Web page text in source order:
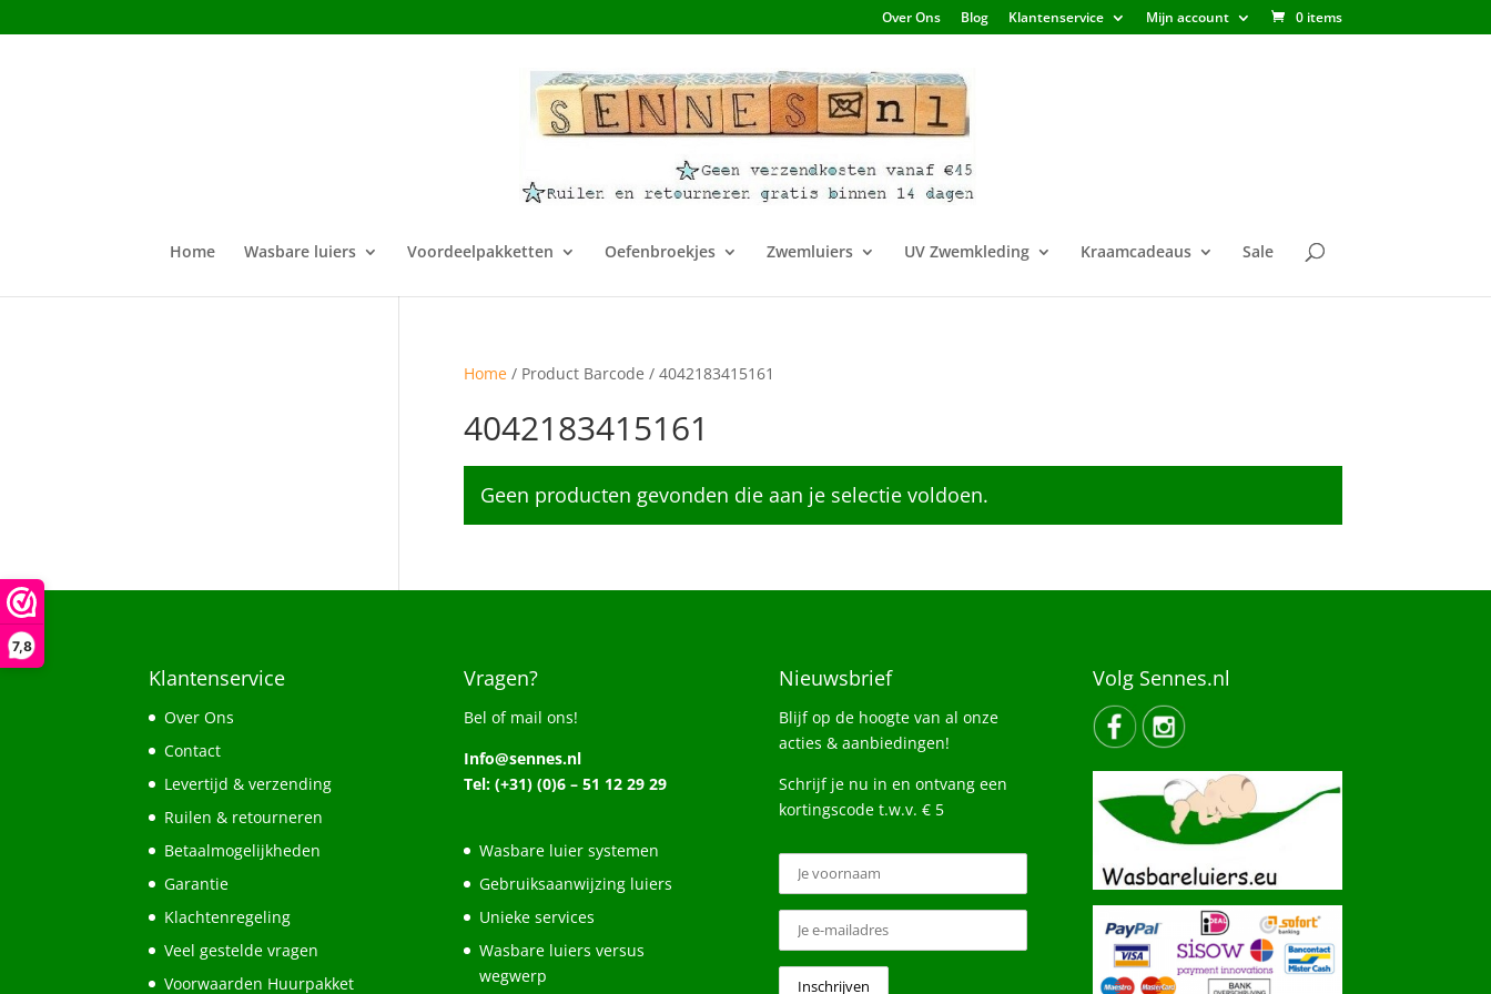
7,8
Over Ons Blog Klantenservice Mijn account 0 items
Home Wasbare luiers Voordeelpakketten Oefenbroekjes Zwemluiers UV Zwemkleding Kraamcadeaus Sale
Home/ Product Barcode / 4042183415161
4042183415161
Geen producten gevonden die aan je selectie voldoen.
Klantenservice
Over Ons
Contact
Levertijd & verzending
Ruilen & retourneren
Betaalmogelijkheden
Garantie
Klachtenregeling
Veel gestelde vragen
Voorwaarden Huurpakket
Vragen?
Bel of mail ons!
Info@sennes.nl
Tel: (+31) (0)6 – 51 12 29 29
Wasbare luier systemen
Gebruiksaanwijzing luiers
Unieke services
Wasbare luiers versus
wegwerp
Nieuwsbrief
Blijf op de hoogte van al onze
acties & aanbiedingen!
Schrijf je nu in en ontvang een
kortingscode t.w.v. € 5
Volg Sennes.nl